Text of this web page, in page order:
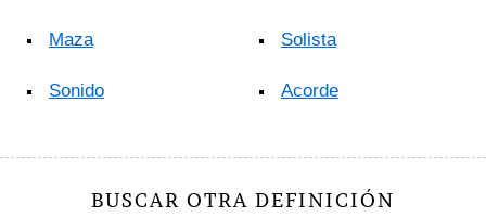
Maza
Sonido
Solista
Acorde
BUSCAR OTRA DEFINICIÓN